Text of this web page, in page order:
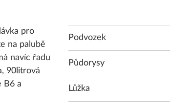
pro
na palubě
navíc řadu
90litrová
B6 a
Podvozek
Půdorysy
Lůžka